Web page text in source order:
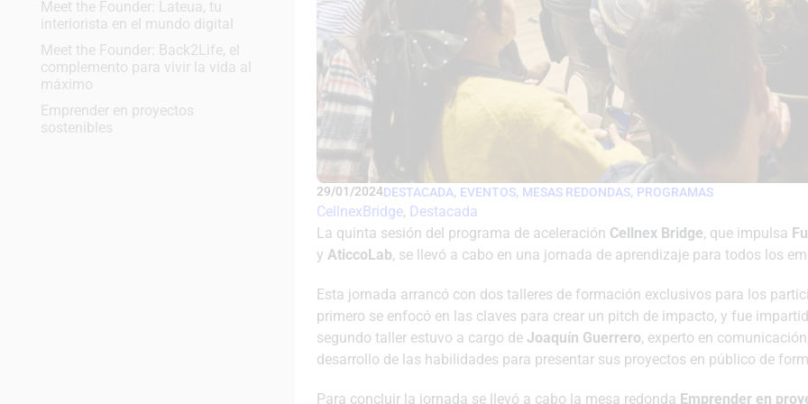
Meet the Founder: Lateua, tu
interiorista en el mundo digital
Meet the Founder: Back2Life, el
complemento para vivir la vida al
máximo
Emprender en proyectos
sostenibles
29/01/2024DESTACADA, EVENTOS, MESAS REDONDAS, PROGRAMAS
CellnexBridge, Destacada
La quinta sesión del programa de aceleración Cellnex Bridge, que impulsa
y AticcoLab, se llevó a cabo en una jornada de aprendizaje para todos los
Esta jornada arrancó con dos talleres de formación exclusivos para los
primero se enfocó en las claves para crear un pitch de impacto, y fue
segundo taller estuvo a cargo deJoaquín Guerrero, experto en
desarrollo de las habilidades para presentar sus proyectos en público de
Para concluir la jornada se llevó a cabo la mesa redonda Emprender en